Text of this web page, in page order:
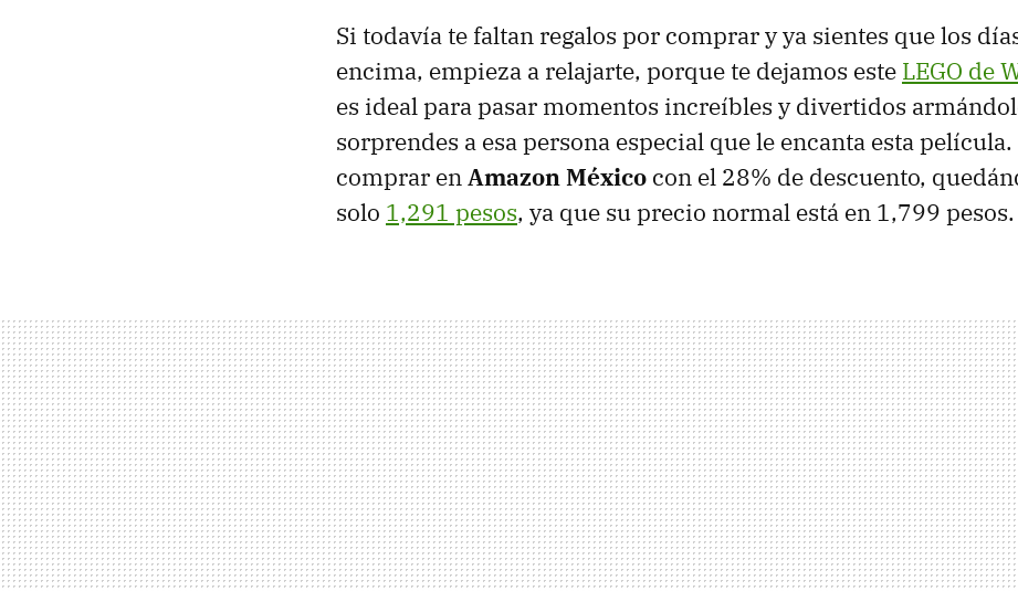
Si todavía te faltan regalos por comprar y ya sientes que los
encima, empieza a relajarte, porque te dejamos este LEGO de
es ideal para pasar momentos increíbles y divertidos
sorprendes a esa persona especial que le encanta esta
comprar enAmazon México con el 28% de descuento,
solo 1,291 pesos, ya que su precio normal está en 1,799 pesos.